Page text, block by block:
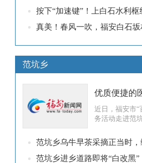
范坑乡
近日，福安市“
务活动走进范
口，切实解决
范坑村位于福
区，村民外出
范坑乡进乡道路即将“白改黑”